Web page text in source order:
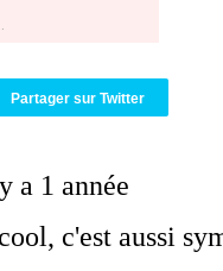
Partager sur Twitter